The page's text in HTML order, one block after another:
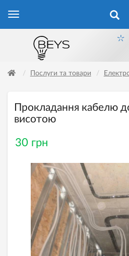
Послуги та товари
Прокладання кабелю
висотою
30 грн